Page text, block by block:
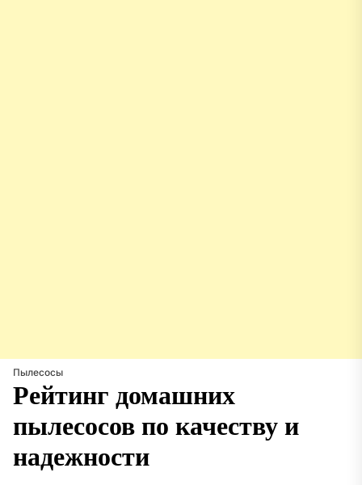
Пылесосы
Рейтинг домашних
пылесосов по качеству и
надежности